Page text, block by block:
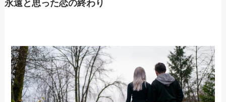
永遠と思った恋の終わり